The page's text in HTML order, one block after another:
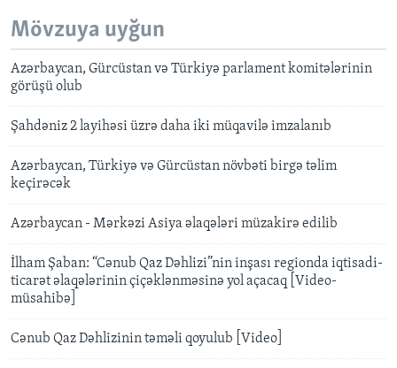
Mövzuya uyğun
Azərbaycan, Gürcüstan və Türkiyə parlament komitələrinin
görüşü olub
Şahdəniz 2 layihəsi üzrə daha iki müqavilə imzalanıb
Azərbaycan, Türkiyə və Gürcüstan növbəti birgə təlim
keçirəcək
Azərbaycan - Mərkəzi Asiya əlaqələri müzakirə edilib
İlham Şaban: “Cənub Qaz Dəhlizi”nin inşası regionda iqtisadi-
ticarət əlaqələrinin çiçəklənməsinə yol açacaq [Video-
müsahibə]
Cənub Qaz Dəhlizinin təməli qoyulub [Video]